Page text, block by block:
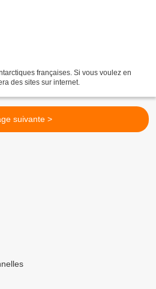
françaises. Si vous voulez en
des sites sur internet.
suivante >